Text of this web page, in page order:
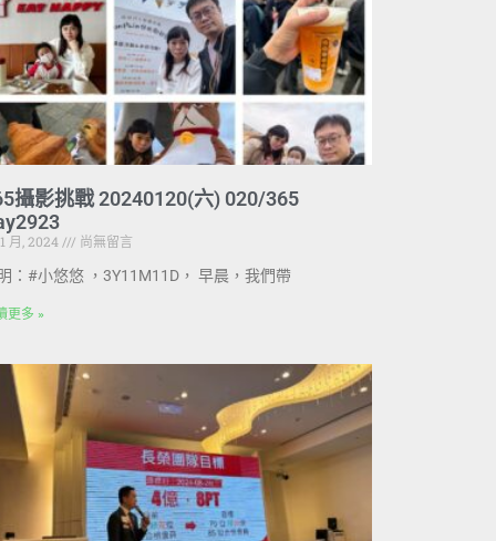
攝影挑戰 20240120(六) 020/365
月, 2024
尚無留言
：#小悠悠 ，3Y11M11D， 早晨，我們帶
更多 »